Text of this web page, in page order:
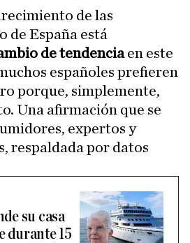
de las
de España está
de tendenciaen este
españoles prefieren
porque, simplemente,
Una afirmación que se
expertos y
respaldada por datos
su casa
durante 15